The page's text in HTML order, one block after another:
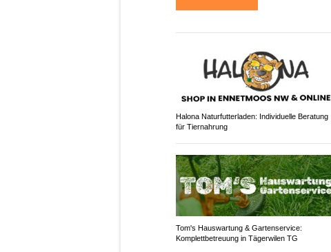
Halona Naturfutterladen: Individuelle Beratung
für Tiernahrung
Tom's Hauswartung & Gartenservice:
Komplettbetreuung in Tägerwilen TG